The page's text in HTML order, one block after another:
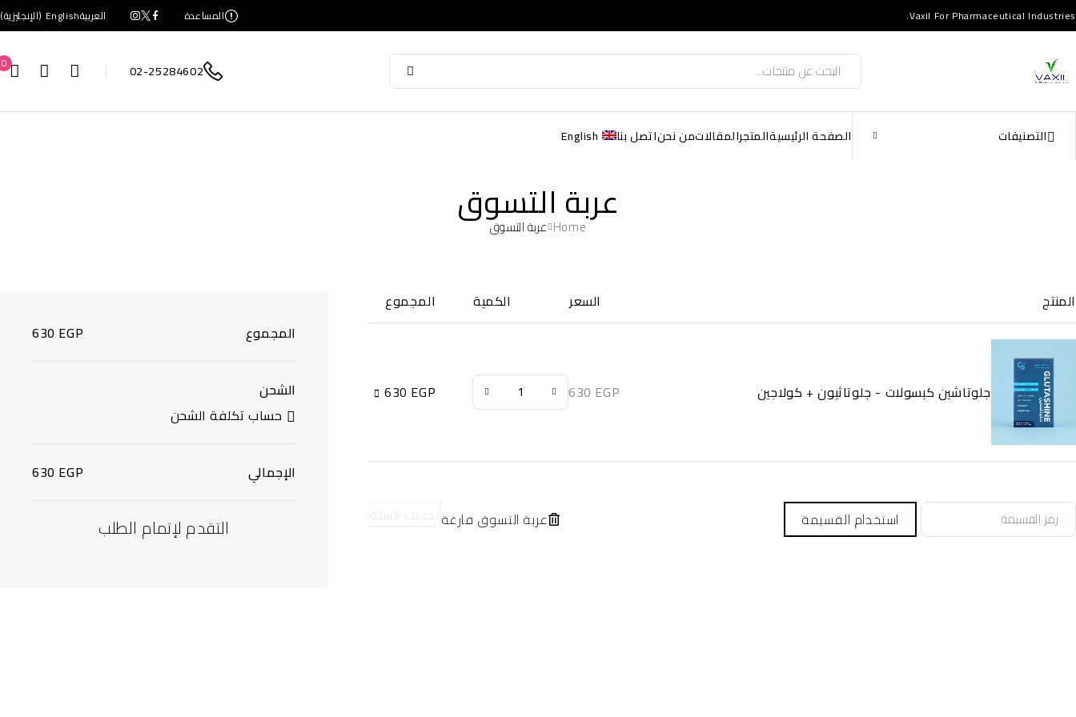
Vaxil For Pharmaceutical Industries. المساعدة العربيةEnglish
(الإنجليزية)
02-25284602
0
التصنيفات الصفحة الرئيسيةالمتجرالمقالاتمن نحناتصل بنا English
عربة التسوق
Home عربة التسوق
المنتج السعر الكمية المجموع
جلوتاشين كبسولات - جلوتاثيون + كولاجين 630 EGP
630 EGP
استخدام القسيمة تحديث السلةعربة التسوق فارغة
المجموع 630 EGP
الشحن
حساب تكلفة الشحن
الإجمالي 630 EGP
التقدم لإتمام الطلب